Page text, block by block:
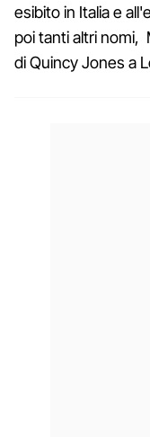
esibito in Italia e
poi tanti altri nomi,
di Quincy Jones a